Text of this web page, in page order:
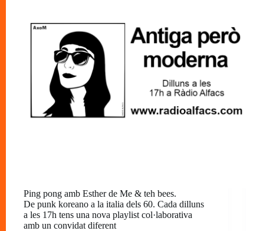
Ping pong amb Esther de Me & teh bees.
De punk koreano a la italia dels 60. Cada dilluns
a les 17h tens una nova playlist col·laborativa
amb un convidat diferent